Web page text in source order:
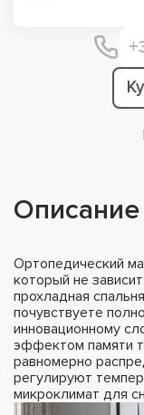
Описание
Ортопедический
который не
прохладная
почувствуете
инновационному
эффектом памяти
равномерно
регулируют
микроклимат для